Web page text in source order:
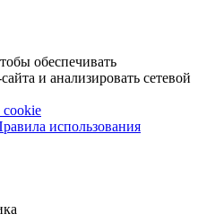
обеспечивать
и анализировать сетевой
cookie
использования